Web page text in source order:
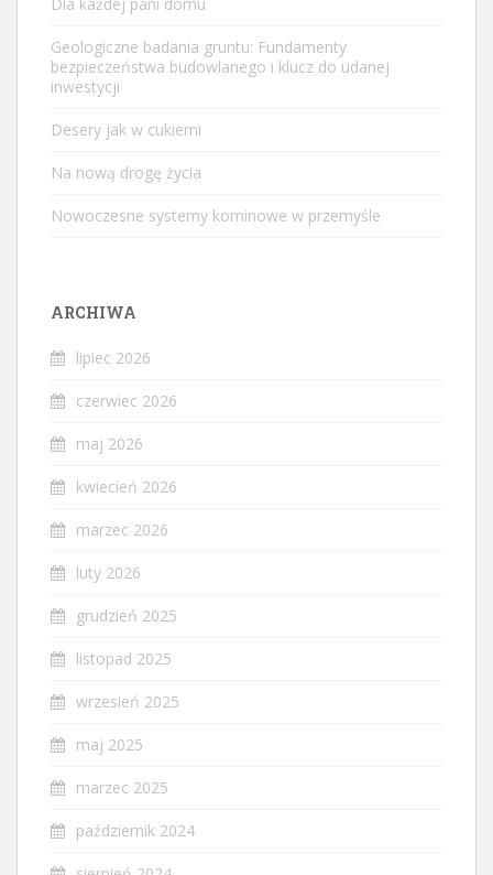
Dla każdej pani domu
Geologiczne badania gruntu: Fundamenty
bezpieczeństwa budowlanego i klucz do udanej
inwestycji
Desery jak w cukierni
Na nową drogę życia
Nowoczesne systemy kominowe w przemyśle
ARCHIWA
lipiec 2026
czerwiec 2026
maj 2026
kwiecień 2026
marzec 2026
luty 2026
grudzień 2025
listopad 2025
wrzesień 2025
maj 2025
marzec 2025
październik 2024